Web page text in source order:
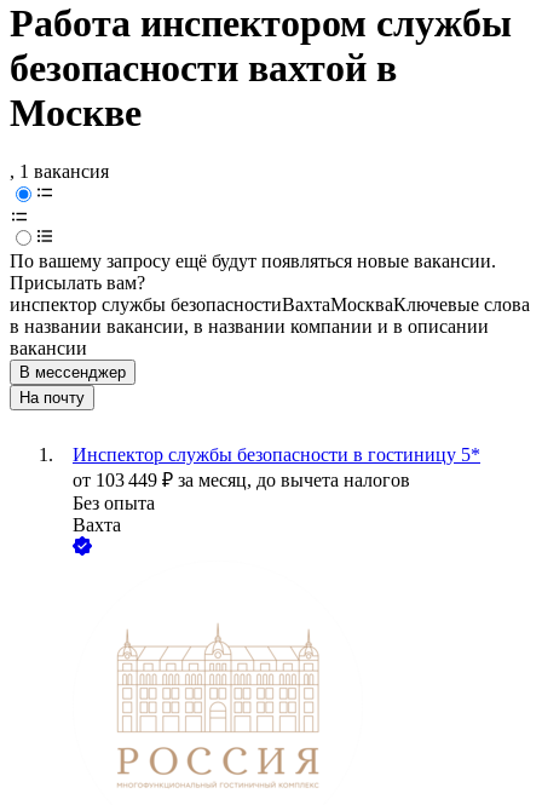
Работа инспектором службы
безопасности вахтой в
Москве
, 1 вакансия
По вашему запросу ещё будут появляться новые вакансии.
Присылать вам?
инспектор службы безопасностиВахтаМоскваКлючевые слова
в названии вакансии, в названии компании и в описании
вакансии
В мессенджер
На почту
Инспектор службы безопасности в гостиницу 5*
от 103 449 ₽ за месяц, до вычета налогов
Без опыта
Вахта